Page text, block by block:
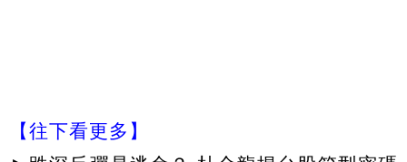
【往下看更多】